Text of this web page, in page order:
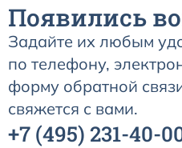
Появились
Задайте их любым
по телефону,
форму обратной
свяжется с вами.
+7 (495) 231-40-